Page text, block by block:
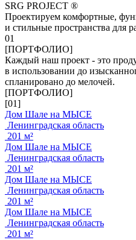
SRG PROJECT ®
Проектируем комфортные,
и стильные пространства для
01
[ПОРТФОЛИО]
Каждый наш проект - это
в использовании до
спланировано до мелочей.
[ПОРТФОЛИО]
[01]
Дом Шале на МЫСЕ
Ленинградская область
201 м²
Дом Шале на МЫСЕ
Ленинградская область
201 м²
Дом Шале на МЫСЕ
Ленинградская область
201 м²
Дом Шале на МЫСЕ
Ленинградская область
201 м²